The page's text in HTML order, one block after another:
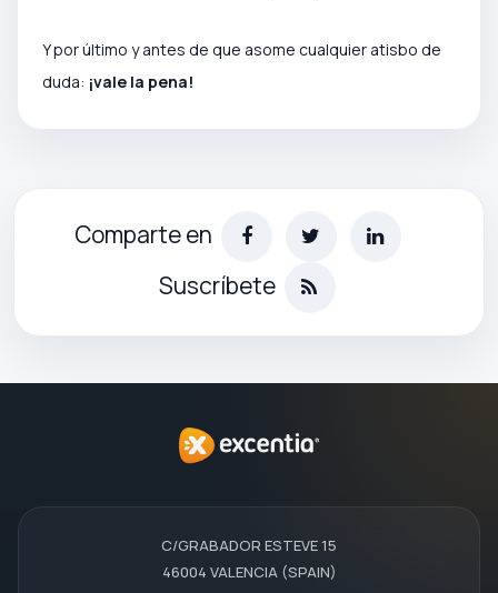
Y por último y antes de que asome cualquier atisbo de
duda: ¡vale la pena!
Comparte en
Suscríbete
C/GRABADOR ESTEVE 15
46004 VALENCIA (SPAIN)